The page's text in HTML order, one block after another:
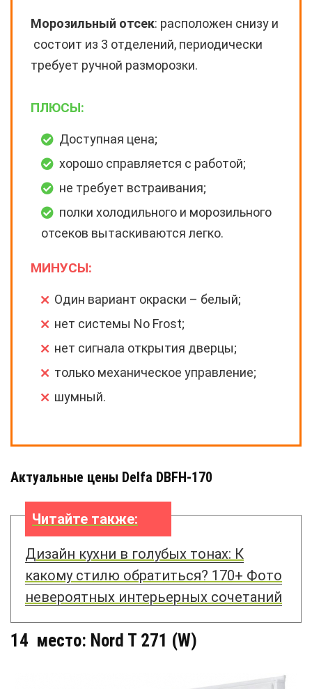
Морозильный отсек: расположен снизу и
состоит из 3 отделений, периодически
требует ручной разморозки.
ПЛЮСЫ:
Доступная цена;
хорошо справляется с работой;
не требует встраивания;
полки холодильного и морозильного
отсеков вытаскиваются легко.
МИНУСЫ:
Один вариант окраски – белый;
нет системы No Frost;
нет сигнала открытия дверцы;
только механическое управление;
шумный.
Актуальные цены Delfa DBFH-170
Читайте также:
Дизайн кухни в голубых тонах: К
какому стилю обратиться? 170+ Фото
невероятных интерьерных сочетаний
14 место: Nord T 271 (W)